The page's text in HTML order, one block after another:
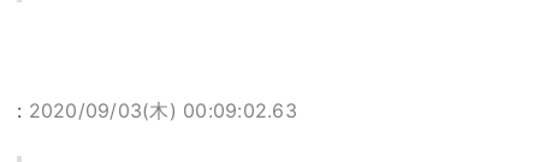
: 2020/09/03(木) 00:09:02.63